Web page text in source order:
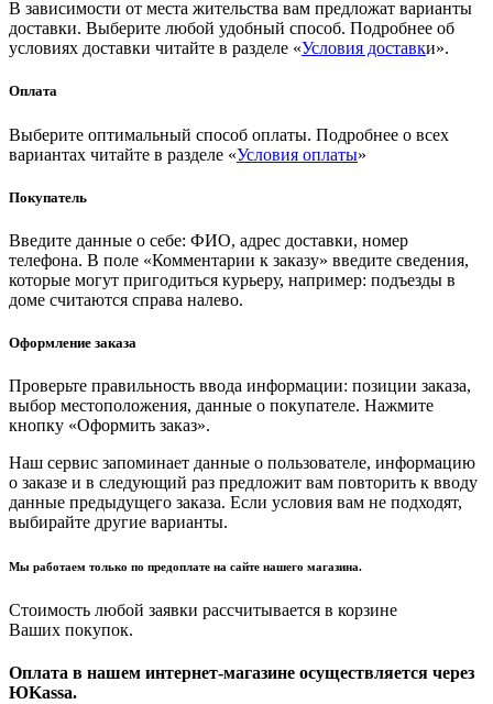
В зависимости от места жительства вам предложат варианты
доставки. Выберите любой удобный способ. Подробнее об
условиях доставки читайте в разделе «Условия доставки».
Оплата
Выберите оптимальный способ оплаты. Подробнее о всех
вариантах читайте в разделе «Условия оплаты»
Покупатель
Введите данные о себе: ФИО, адрес доставки, номер
телефона. В поле «Комментарии к заказу» введите сведения,
которые могут пригодиться курьеру, например: подъезды в
доме считаются справа налево.
Оформление заказа
Проверьте правильность ввода информации: позиции заказа,
выбор местоположения, данные о покупателе. Нажмите
кнопку «Оформить заказ».
Наш сервис запоминает данные о пользователе, информацию
о заказе и в следующий раз предложит вам повторить к вводу
данные предыдущего заказа. Если условия вам не подходят,
выбирайте другие варианты.
Мы работаем только по предоплате на сайте нашего магазина.
Стоимость любой заявки рассчитывается в корзине
Ваших покупок.
Оплата в нашем интернет-магазине осуществляется через
ЮKassa.